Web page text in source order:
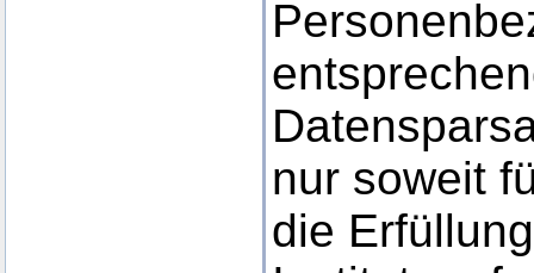
nur soweit
die